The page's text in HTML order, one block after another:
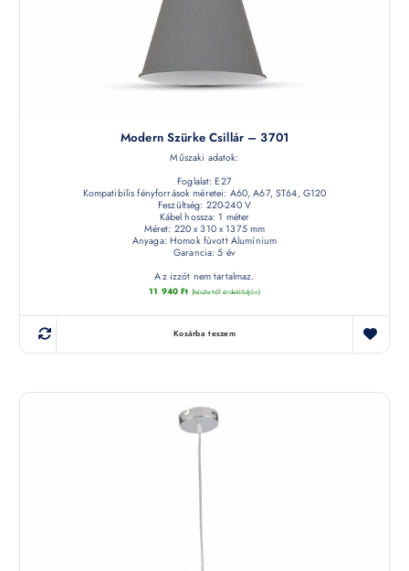
Modern Szürke Csillár – 3701
Műszaki adatok:
Foglalat: E27
Kompatibilis fényforrások méretei: A60, A67, ST64, G120
Feszültség: 220-240 V
Kábel hossza: 1 méter
Méret: 220 x 310 x 1375 mm
Anyaga: Homok fúvott Alumínium
Garancia: 5 év
Az izzót nem tartalmaz.
11 940Ft (készletről érdeklődjön)
Kosárba teszem